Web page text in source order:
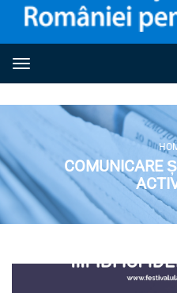
Toggle navigation
COMUNICARE